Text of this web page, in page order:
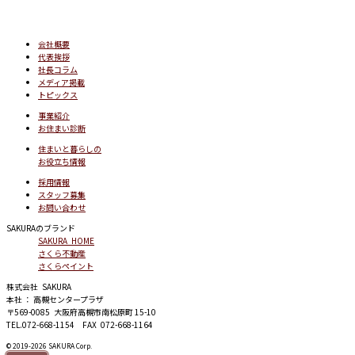
会社概要
代表挨拶
社長コラム
メディア掲載
トピックス
事業紹介
お住まい診断
住まいと暮らしの
お役立ち情報
採用情報
スタッフ募集
お問い合わせ
SAKURAのブランド
SAKURA HOME
さくら不動産
さくらペイント
株式会社 SAKURA
本社 ： 高槻センタープラザ
〒569-0085 大阪府高槻市南松原町 15-10
TEL.072-668-1154 FAX 072-668-1164
© 2019-2026 SAKURA Corp.